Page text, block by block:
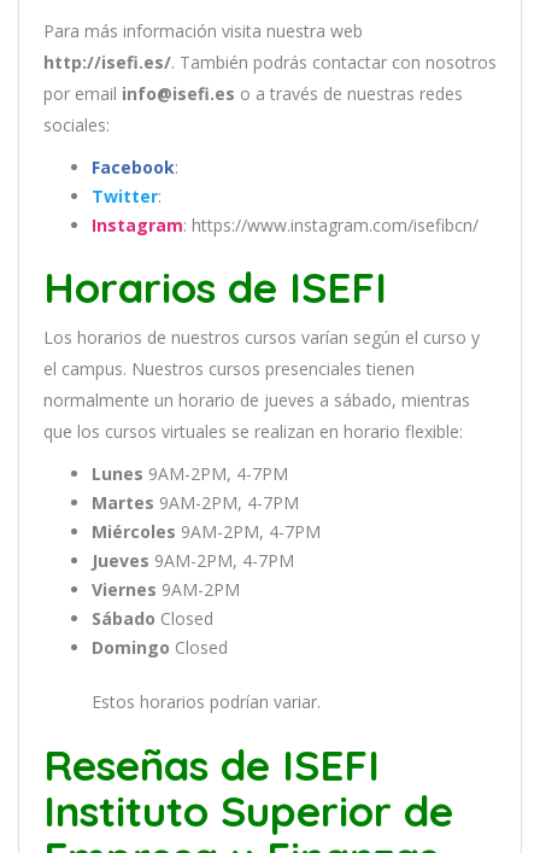
Para más información visita nuestra web
http://isefi.es/. También podrás contactar con nosotros
por email info@isefi.es o a través de nuestras redes
sociales:
Facebook:
Twitter:
Instagram: https://www.instagram.com/isefibcn/
Horarios de ISEFI
Los horarios de nuestros cursos varían según el curso y
el campus. Nuestros cursos presenciales tienen
normalmente un horario de jueves a sábado, mientras
que los cursos virtuales se realizan en horario flexible:
Lunes 9AM-2PM, 4-7PM
Martes 9AM-2PM, 4-7PM
Miércoles 9AM-2PM, 4-7PM
Jueves 9AM-2PM, 4-7PM
Viernes 9AM-2PM
Sábado Closed
Domingo Closed
Estos horarios podrían variar.
Reseñas de ISEFI
Instituto Superior de